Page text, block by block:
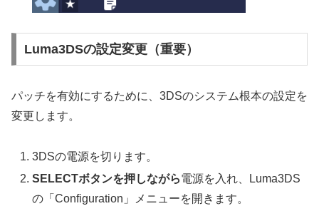
Luma3DSの設定変更（重要）
パッチを有効にするために、3DSのシステム根本の設定を
変更します。
3DSの電源を切ります。
SELECTボタンを押しながら電源を入れ、Luma3DS
の「Configuration」メニューを開きます。